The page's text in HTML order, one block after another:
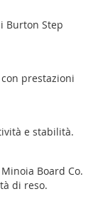
Burton Step
prestazioni
e stabilità.
Board Co.
di reso.